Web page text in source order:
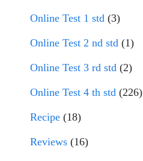
Online Test 1 std (3)
Online Test 2 nd std (1)
Online Test 3 rd std (2)
Online Test 4 th std (226)
Recipe (18)
Reviews (16)